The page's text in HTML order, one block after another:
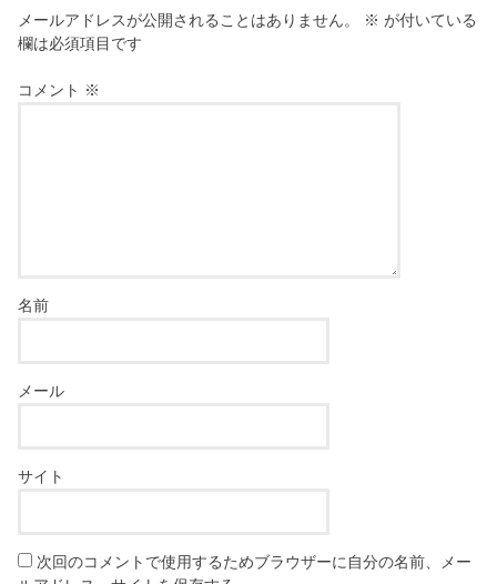
メールアドレスが公開されることはありません。 ※ が付いている
欄は必須項目です
コメント ※
名前
メール
サイト
次回のコメントで使用するためブラウザーに自分の名前、メー